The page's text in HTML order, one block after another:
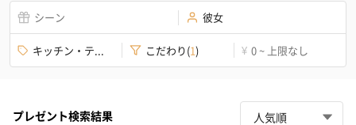
シーン 彼女
キッチン・テ... こだわり(1) ¥ 0 ~ 上限なし
プレゼント検索結果